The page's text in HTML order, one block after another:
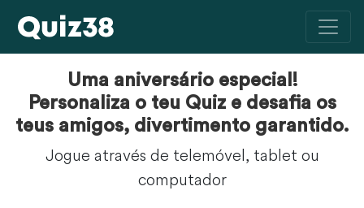
Uma aniversário especial!
Personaliza o teu Quiz e desafia os
teus amigos, divertimento garantido.
Jogue através de telemóvel, tablet ou
computador